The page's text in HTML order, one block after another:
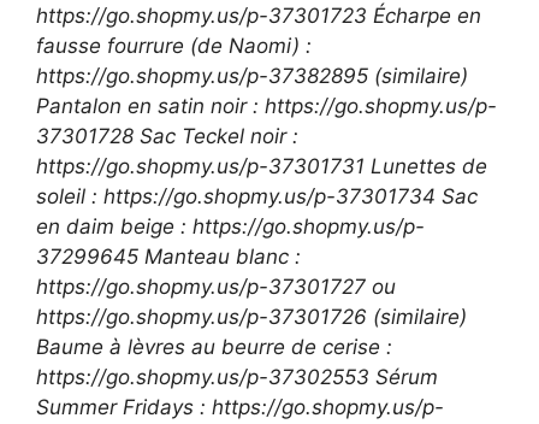
https://go.shopmy.us/p-37301723 Écharpe en
fausse fourrure (de Naomi) :
https://go.shopmy.us/p-37382895 (similaire)
Pantalon en satin noir : https://go.shopmy.us/p-
37301728 Sac Teckel noir :
https://go.shopmy.us/p-37301731 Lunettes de
soleil : https://go.shopmy.us/p-37301734 Sac
en daim beige : https://go.shopmy.us/p-
37299645 Manteau blanc :
https://go.shopmy.us/p-37301727 ou
https://go.shopmy.us/p-37301726 (similaire)
Baume à lèvres au beurre de cerise :
https://go.shopmy.us/p-37302553 Sérum
Summer Fridays : https://go.shopmy.us/p-